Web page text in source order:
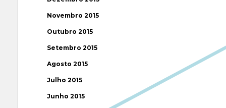
Novembro 2015
Outubro 2015
Setembro 2015
Agosto 2015
Julho 2015
Junho 2015